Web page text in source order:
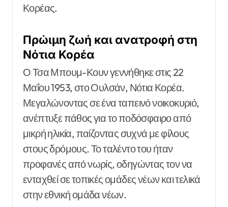
Κορέας.
Πρώιμη ζωή και ανατροφή στη
Νότια Κορέα
Ο Τσα Μπουμ-Κουν γεννήθηκε στις 22
Μαΐου 1953, στο Ουλσάν, Νότια Κορέα.
Μεγαλώνοντας σε ένα ταπεινό νοικοκυριό,
ανέπτυξε πάθος για το ποδόσφαιρο από
μικρή ηλικία, παίζοντας συχνά με φίλους
στους δρόμους. Το ταλέντο του ήταν
προφανές από νωρίς, οδηγώντας τον να
ενταχθεί σε τοπικές ομάδες νέων και τελικά
στην εθνική ομάδα νέων.